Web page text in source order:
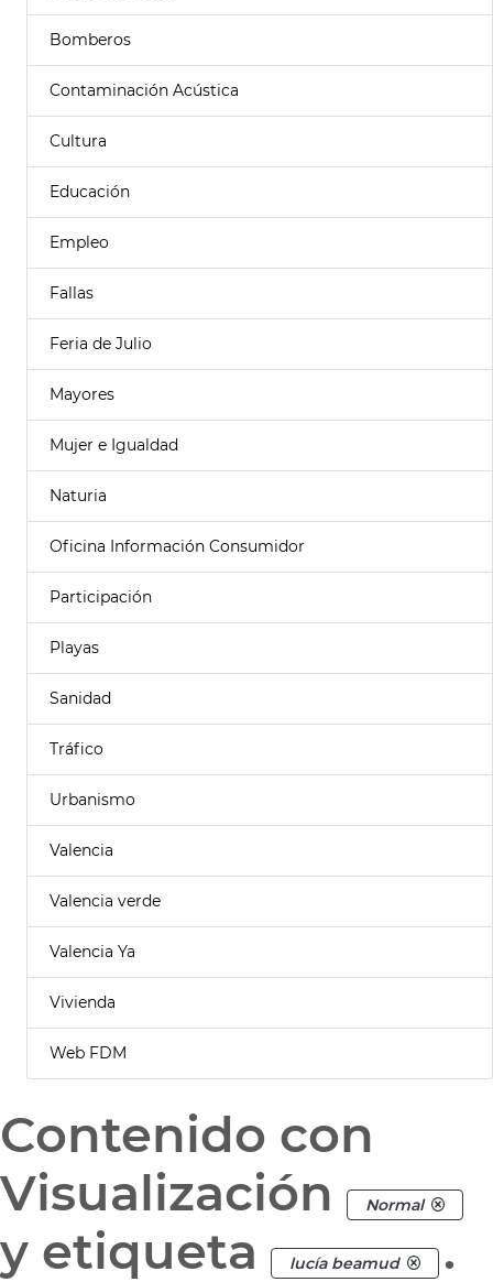
Bomberos
Contaminación Acústica
Cultura
Educación
Empleo
Fallas
Feria de Julio
Mayores
Mujer e Igualdad
Naturia
Oficina Información Consumidor
Participación
Playas
Sanidad
Tráfico
Urbanismo
Valencia
Valencia verde
Valencia Ya
Vivienda
Web FDM
Contenido con
Visualización
Normal
y etiqueta lucía beamud .